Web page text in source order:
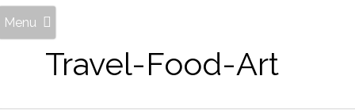
Travel-Food-Art
Menu